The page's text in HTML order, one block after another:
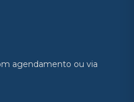
agendamento ou via